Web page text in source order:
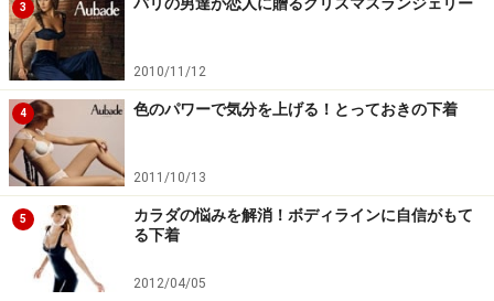
3 パリの男達が恋人に贈るクリスマスランジェリー
2010/11/12
4 色のパワーで気分を上げる！とっておきの下着
2011/10/13
5
カラダの悩みを解消！ボディラインに自信がもて
る下着
2012/04/05